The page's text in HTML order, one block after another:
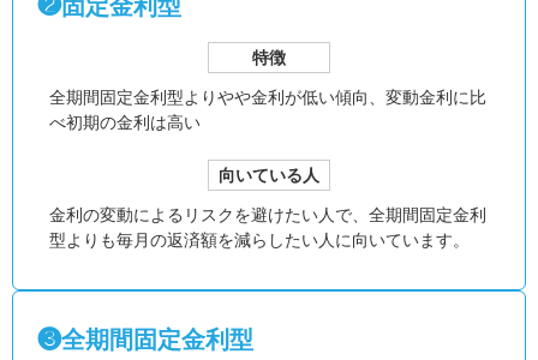
❷固定金利型
特徴
全期間固定金利型よりやや金利が低い傾向、 変動金利に比
べ初期の金利は高い
向いている人
金利の変動によるリスクを避けたい人で、全期間固定金利
型よりも毎月の返済額を減らしたい人に向いています。
❸全期間固定金利型